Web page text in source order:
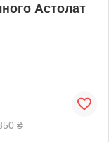
Астолат
₴